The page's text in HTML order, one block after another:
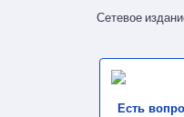
Сетевое
Есть